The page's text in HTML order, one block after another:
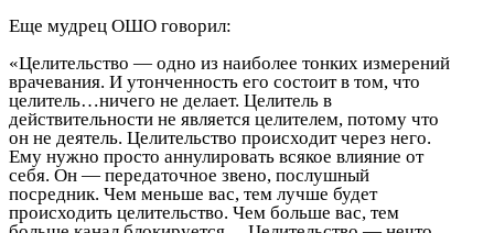
Еще мудрец ОШО говорил:
«Целительство — одно из наиболее тонких измерений
врачевания. И утонченность его состоит в том, что
целитель…ничего не делает. Целитель в
действительности не является целителем, потому что
он не деятель. Целительство происходит через него.
Ему нужно просто аннулировать всякое влияние от
себя. Он — передаточное звено, послушный
посредник. Чем меньше вас, тем лучше будет
происходить целительство. Чем больше вас, тем